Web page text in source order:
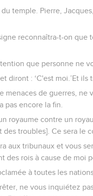
temple. Pierre,
reconnaîtra-t-on que
que personne ne
diront : ‘C'est moi.’Et ils
de guerres, ne
pas encore la fin.
royaume contre un
troubles]. Ce sera le
aux tribunaux et vous
des rois à cause de moi
à toutes les
ne vous inquiétez